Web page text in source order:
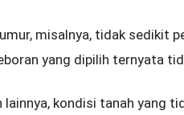
misalnya, tidak sedikit
yang dipilih ternyata
kondisi tanah yang